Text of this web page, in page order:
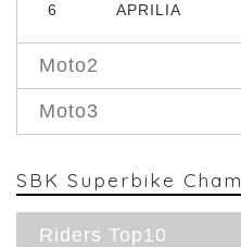
6 APRILIA
Moto2
Moto3
SBK Superbike
Riders Top10